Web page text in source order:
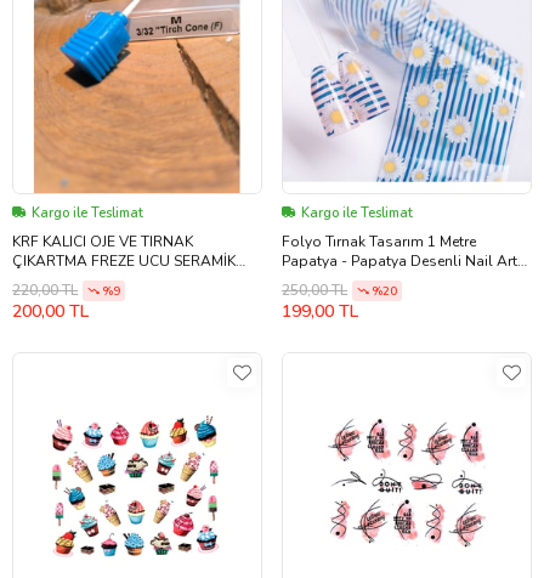
Kargo ile Teslimat
KRF KALICI OJE VE TIRNAK
ÇIKARTMA FREZE UCU SERAMİK
TRİCONE SERİSİ M
220,00 TL %9
200,00 TL
Kargo ile Teslimat
Folyo Tırnak Tasarım 1 Metre
Papatya - Papatya Desenli Nail Art
Transfer Folyosu
250,00 TL %20
199,00 TL